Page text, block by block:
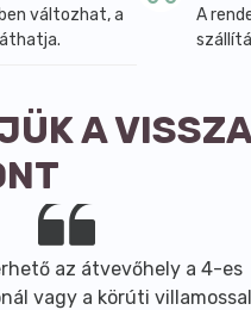
változhat, a
A
A
az átvevőhely a 4-es
vagy a körúti